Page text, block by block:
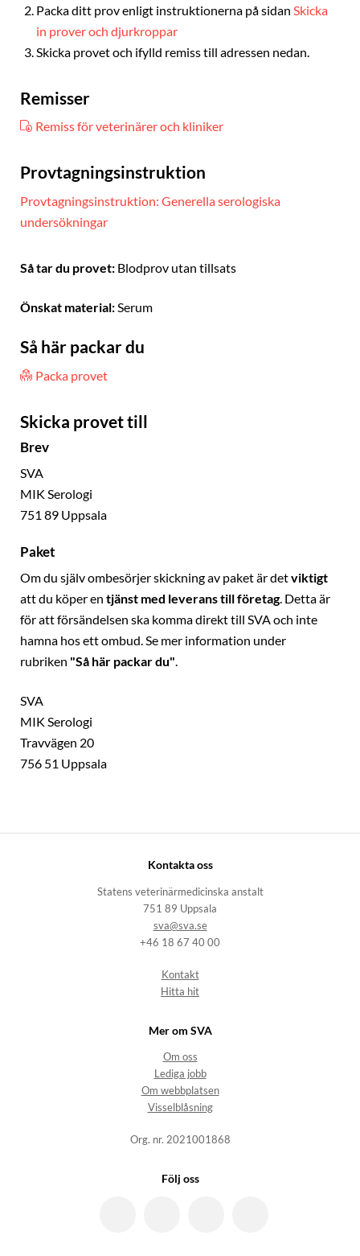
Packa ditt prov enligt instruktionerna på sidan Skicka
in prover och djurkroppar
Skicka provet och ifylld remiss till adressen nedan.
Remisser
Remiss för veterinärer och kliniker
Provtagningsinstruktion
Provtagningsinstruktion: Generella serologiska
undersökningar
Så tar du provet: Blodprov utan tillsats
Önskat material:Serum
Så här packar du
Packa provet
Skicka provet till
Brev
SVA
MIK Serologi
751 89 Uppsala
Paket
Om du själv ombesörjer skickning av paket är detviktigt
att du köper en tjänst med leverans till företag. Detta är
för att försändelsen ska komma direkt till SVA och inte
hamna hos ett ombud. Se mer information under
rubriken "Så här packar du".
SVA
MIK Serologi
Travvägen 20
756 51 Uppsala
Kontakta oss
Statens veterinärmedicinska anstalt
751 89 Uppsala
sva@sva.se
+46 18 67 40 00
Kontakt
Hitta hit
Mer om SVA
Om oss
Lediga jobb
Om webbplatsen
Visselblåsning
Org. nr. 2021001868
Följ oss